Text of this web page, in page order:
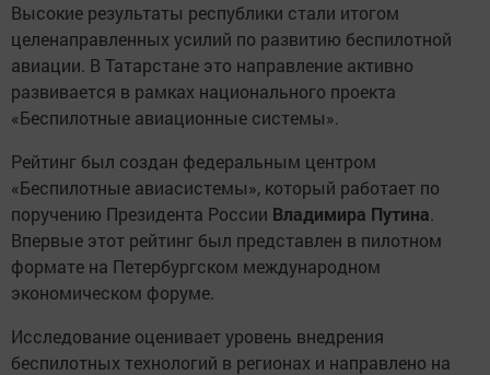
Высокие результаты республики стали итогом
целенаправленных усилий по развитию беспилотной
авиации. В Татарстане это направление активно
развивается в рамках национального проекта
«Беспилотные авиационные системы».
Рейтинг был создан федеральным центром
«Беспилотные авиасистемы», который работает по
поручению Президента России Владимира Путина.
Впервые этот рейтинг был представлен в пилотном
формате на Петербургском международном
экономическом форуме.
Исследование оценивает уровень внедрения
беспилотных технологий в регионах и направлено на